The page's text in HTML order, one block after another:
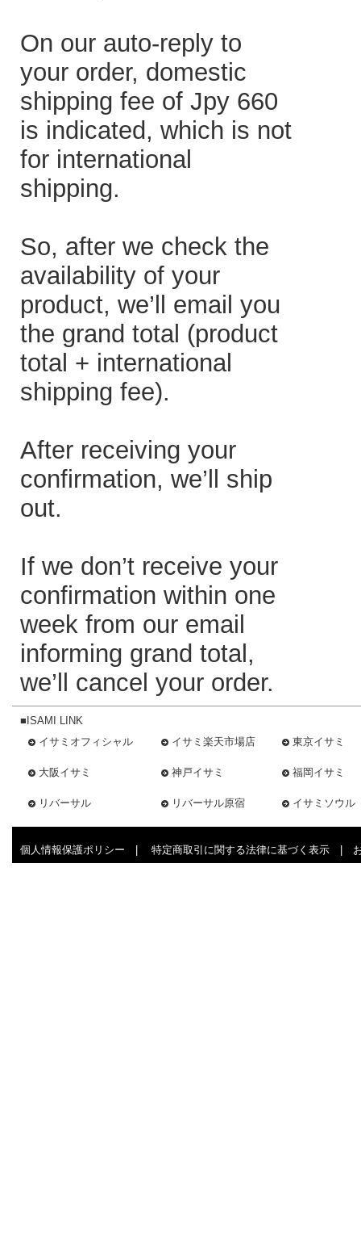
On our auto-reply to
your order, domestic
shipping fee of Jpy 660
is indicated, which is not
for international
shipping.
So, after we check the
availability of your
product, we’ll email you
the grand total (product
total + international
shipping fee).
After receiving your
confirmation, we’ll ship
out.
If we don’t receive your
confirmation within one
week from our email
informing grand total,
we’ll cancel your order.
■ISAMI LINK
イサミオフィシャル
イサミ楽天市場店 東京イサミ
大阪イサミ 神戸イサミ 福岡イサミ
リバーサル リバーサル原宿 イサミソウル
個人情報保護ポリシー 特定商取引に関する法律に基づく表示